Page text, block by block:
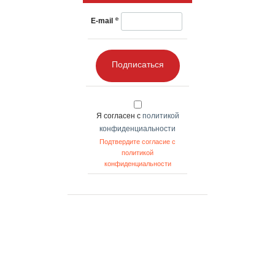
E-mail *
Подписаться
Я согласен с политикой
конфиденциальности
Подтвердите согласие с
политикой
конфиденциальности